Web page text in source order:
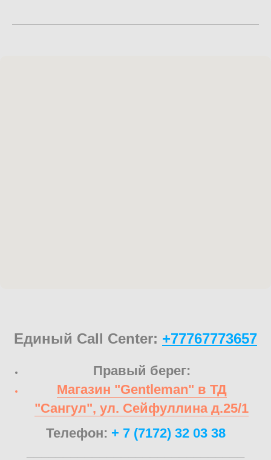
Единый Call Center: +77767773657
Правый берег:
Магазин "Gentleman" в ТД
"Сангул", ул. Сейфуллина д.25/1
Телефон: + 7 (7172) 32 03 38